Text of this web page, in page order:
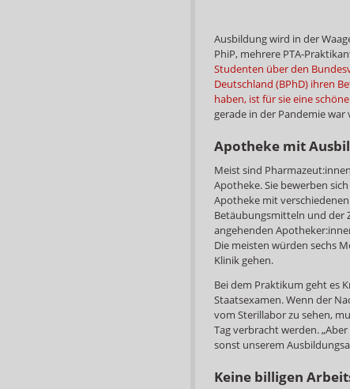
Ausbildung wird in der
PhiP, mehrere PTA-
Studenten über den
Deutschland (BPhD) ihren
haben, ist für sie eine
gerade in der Pandemie war
Apotheke mit
Meist sind
Apotheke. Sie bewerben
Apotheke mit
Betäubungsmitteln und der
angehenden
Die meisten würden sechs
Klinik gehen.
Bei dem Praktikum geht es
Staatsexamen. Wenn der
vom Sterillabor zu sehen,
Tag verbracht werden.
sonst unserem
Keine billigen